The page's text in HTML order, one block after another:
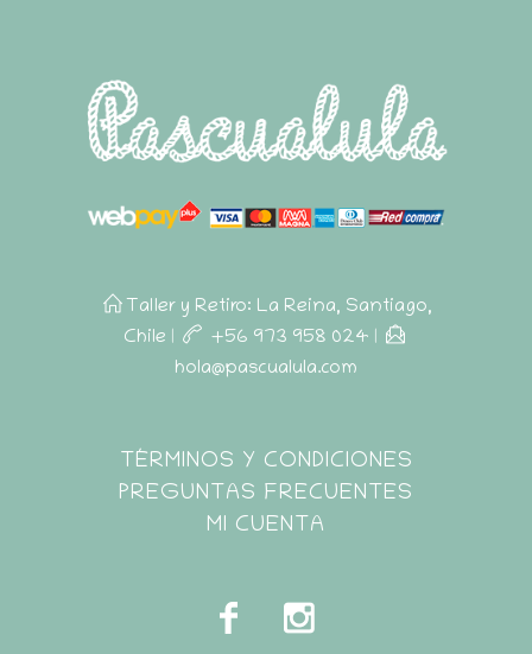
Taller y Retiro: La Reina, Santiago,
Chile | +56 973 958 024 |
hola@pascualula.com
Pascualula
TÉRMINOS Y CONDICIONES
PREGUNTAS FRECUENTES
MI CUENTA